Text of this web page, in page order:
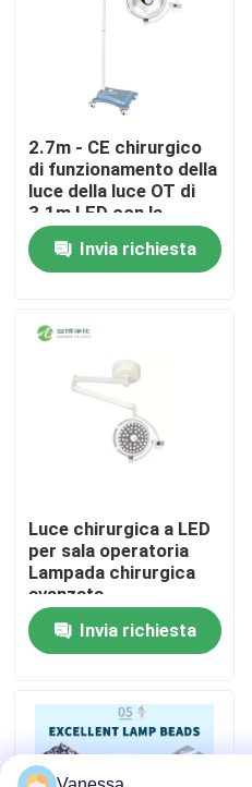
Casa
Prodotti
Giro della fabbrica
Controllo di qualità
Notizie
Casi
Sala operatoria modulare
Stanza pulita modulare
2.7m - CE chirurgico
di funzionamento della
luce della luce OT di
3.1m LED con la
compensazione
dell'ombraInvia richiesta
Luce chirurgica a LED
per sala operatoria
Lampada chirurgica
avanzata
Invia richiesta